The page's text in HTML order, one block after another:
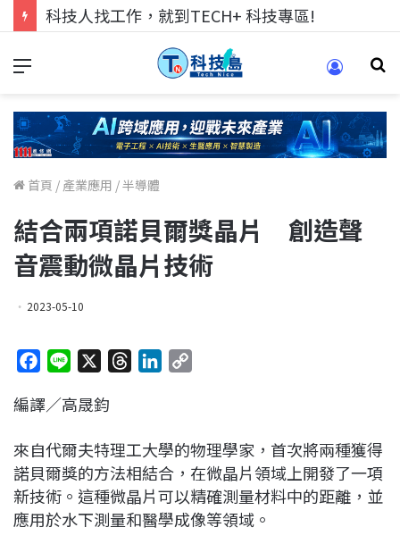
科技人找工作，就到TECH+ 科技專區!
首頁 / 產業應用 /半導體
結合兩項諾貝爾獎晶片 創造聲
音震動微晶片技術
2023-05-10
c
b
o
o
k
n
a
d
s
e
d
I
n
L
i
n
k
編譯／高晟鈞
來自代爾夫特理工大學的物理學家，首次將兩種獲得
諾貝爾獎的方法相結合，在微晶片領域上開發了一項
新技術。這種微晶片可以精確測量材料中的距離，並
應用於水下測量和醫學成像等領域。